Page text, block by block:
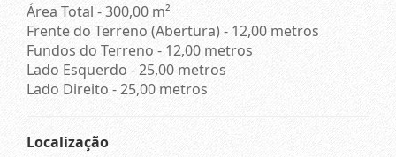
Área Total - 300,00 m²
Frente do Terreno (Abertura) - 12,00 metros
Fundos do Terreno - 12,00 metros
Lado Esquerdo - 25,00 metros
Lado Direito - 25,00 metros
Localização